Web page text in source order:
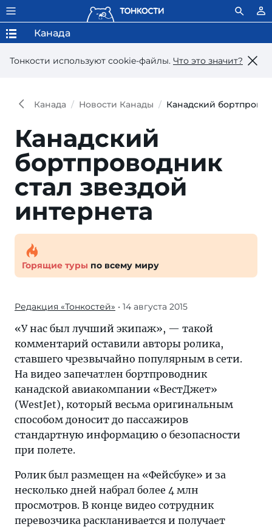
Тонкости используют сookie-файлы. Что это значит?
Канада
Канада Новости Канады Канадский
Канадский
бортпроводник
стал звездой
интернета
Горящие туры по всему миру
Редакция «Тонкостей» • 14 августа 2015
«У нас был лучший экипаж», — такой
комментарий оставили авторы ролика,
ставшего чрезвычайно популярным в сети.
На видео запечатлен бортпроводник
канадской авиакомпании «ВестДжет»
(WestJet), который весьма оригинальным
способом доносит до пассажиров
стандартную информацию о безопасности
при полете.
Ролик был размещен на «Фейсбуке» и за
несколько дней набрал более 4 млн
просмотров. В конце видео сотрудник
перевозчика раскланивается и получает